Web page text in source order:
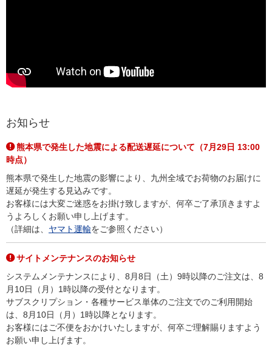
お知らせ
熊本県で発生した地震による配送遅延について（7月29日 13:00
時点）
熊本県で発生した地震の影響により、九州全域でお荷物のお届けに
遅延が発生する見込みです。
お客様には大変ご迷惑をお掛け致しますが、何卒ご了承頂きますよ
うよろしくお願い申し上げます。
（詳細は、 ヤマト運輸をご参照ください）
サイトメンテナンスのお知らせ
システムメンテナンスにより、8月8日（土）9時以降のご注文は、8
月10日（月）1時以降の受付となります。
サブスクリプション・各種サービス単体のご注文でのご利用開始
は、8月10日（月）1時以降となります。
お客様にはご不便をおかけいたしますが、何卒ご理解賜りますよう
お願い申し上げます。